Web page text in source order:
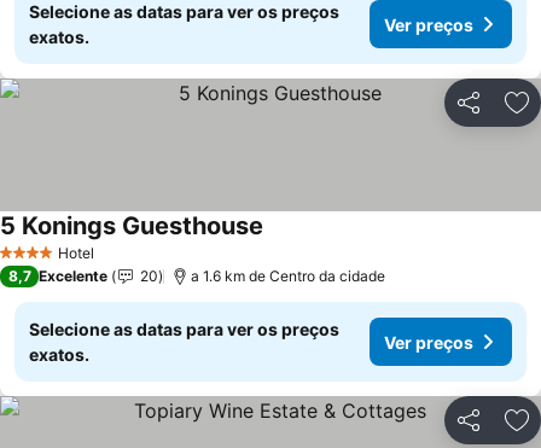
Selecione as datas para ver os preços
exatos.
Ver preços
Partilhar
4 EstrelasHotel
5 Konings Guesthouse
8,7 Excelente 20 a 1.6 km de Centro da cidade
Selecione as datas para ver os preços
exatos.
Ver preços
Partilhar